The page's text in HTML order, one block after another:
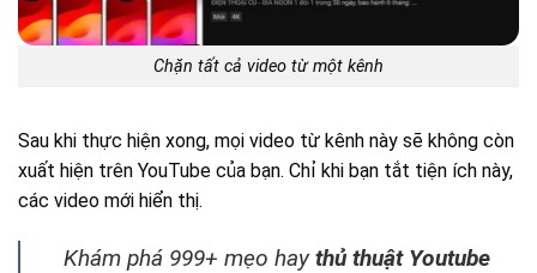
Chặn tất cả video từ một kênh
Sau khi thực hiện xong, mọi video từ kênh này sẽ không còn
xuất hiện trên YouTube của bạn. Chỉ khi bạn tắt tiện ích này,
các video mới hiển thị.
Khám phá 999+ mẹo haythủ thuật Youtube